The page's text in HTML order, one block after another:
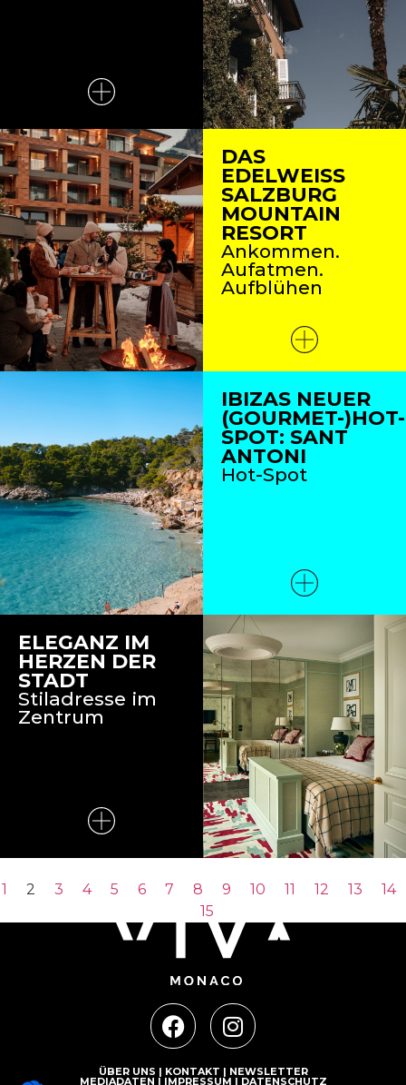
DAS
EDELWEISS
SALZBURG
MOUNTAIN
RESORT
Ankommen.
Aufatmen.
Aufblühen
IBIZAS NEUER
(GOURMET-)HOT-
SPOT: SANT
ANTONI
Hot-Spot
ELEGANZ IM
HERZEN DER
STADT
Stiladresse im
Zentrum
1 2 3 4 5 6 7 8 9 10 11 12 13
14
15
ÜBER UNS | KONTAKT | NEWSLETTER
MEDIADATEN | IMPRESSUM | DATENSCHUTZ